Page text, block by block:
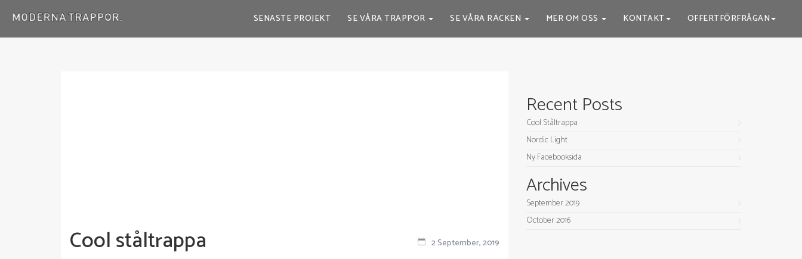
SENASTE PROJEKT SE VÅRA TRAPPOR SE VÅRA RÄCKEN MER OM OSS KONTAKT OFFERTFÖRFRÅGAN
Cool ståltrappa 2 September, 2019
Recent Posts
Cool Ståltrappa
Nordic Light
Ny Facebooksida
Archives
September 2019
October 2016